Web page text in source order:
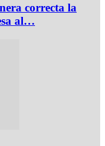
correcta la
al…